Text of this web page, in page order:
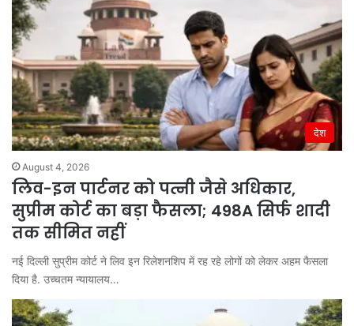
देश
August 4, 2026
लिव-इन पार्टनर को पत्नी जैसे अधिकार,
सुप्रीम कोर्ट का बड़ा फैसला; 498A सिर्फ शादी
तक सीमित नहीं
नई दिल्ली सुप्रीम कोर्ट ने लिव इन रिलेशनशिप में रह रहे लोगों को लेकर अहम फैसला
दिया है. उच्चतम न्यायालय…